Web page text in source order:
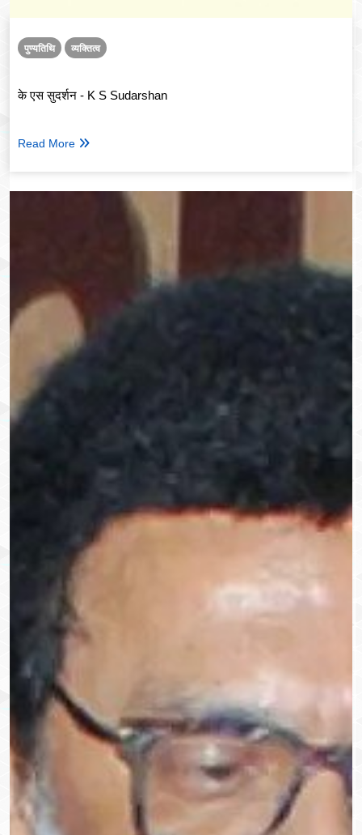
पुण्यतिथि व्यक्तित्व
के एस सुदर्शन - K S Sudarshan
Read More